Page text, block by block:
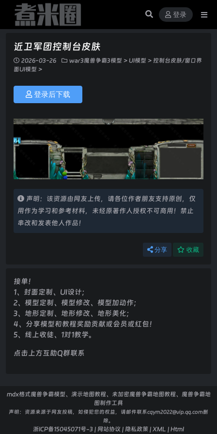
登录
近卫军团控制台皮肤
2026-03-26 war3魔兽争霸3模型 > UI模型 > 控制台皮肤/窗口界
面UI模型 >
登录后下载
声明：该资源由网友上传，请各位作者朋友支持原创，仅
用作为学习和参考材料，未经原著作人授权不可商用！禁止
串改和发表他人作品！
分享 收藏
接单！
1、封面定制、UI设计；
2、模型定制、模型修改、模型加动作；
3、地形定制、地形修改、地形美化；
4、分享模型和教程奖励贡献或会员或红包！
5、线上收徒、1对1教学。
点击上方互助Q群联系
mdx格式魔兽争霸模型、演示地图教程、未加密魔兽争霸地图教程、魔兽争霸地
图制作工具
声明： 资源来源于网友投稿，如侵犯您的权益，请邮件联系cqym2022@vip.qq.com删
除。
浙ICP备15045071号-3 | 网站协议 | 隐私政策 | XML | Html